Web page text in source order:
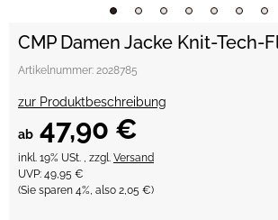
CMP Damen Jacke Knit-Tech-
Artikelnummer: 2028785
zur Produktbeschreibung
ab 47,90 €
inkl. 19% USt. , zzgl. Versand
UVP: 49,95 €
(Sie sparen 4%, also 2,05 €)